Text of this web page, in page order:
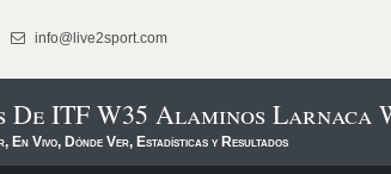
info@live2sport.com
De ITF W35 Alaminos Larnaca
En Vivo, Dónde Ver, Estadísticas y Resultados